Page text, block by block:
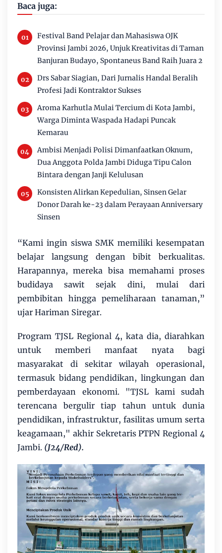
Baca juga:
Festival Band Pelajar dan Mahasiswa OJK
Provinsi Jambi 2026, Unjuk Kreativitas di Taman
Banjuran Budayo, Spontaneus Band Raih Juara 2
Drs Sabar Siagian, Dari Jurnalis Handal Beralih
Profesi Jadi Kontraktor Sukses
Aroma Karhutla Mulai Tercium di Kota Jambi,
Warga Diminta Waspada Hadapi Puncak
Kemarau
Ambisi Menjadi Polisi Dimanfaatkan Oknum,
Dua Anggota Polda Jambi Diduga Tipu Calon
Bintara dengan Janji Kelulusan
Konsisten Alirkan Kepedulian, Sinsen Gelar
Donor Darah ke-23 dalam Perayaan Anniversary
Sinsen
“Kami ingin siswa SMK memiliki kesempatan
belajar langsung dengan bibit berkualitas.
Harapannya, mereka bisa memahami proses
budidaya sawit sejak dini, mulai dari
pembibitan hingga pemeliharaan tanaman,”
ujar Hariman Siregar.
Program TJSL Regional 4, kata dia, diarahkan
untuk memberi manfaat nyata bagi
masyarakat di sekitar wilayah operasional,
termasuk bidang pendidikan, lingkungan dan
pemberdayaan ekonomi. "TJSL kami sudah
terencana bergulir tiap tahun untuk dunia
pendidikan, infrastruktur, fasilitas umum serta
keagamaan," akhir Sekretaris PTPN Regional 4
Jambi. (J24/Red).